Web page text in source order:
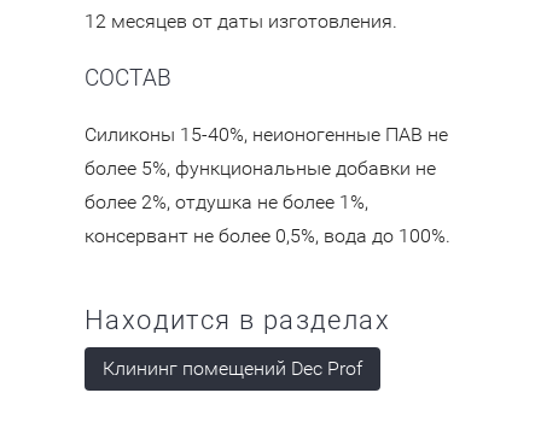
12 месяцев от даты изготовления.
СОСТАВ
Силиконы 15-40%, неионогенные ПАВ не
более 5%, функциональные добавки не
более 2%, отдушка не более 1%,
консервант не более 0,5%, вода до 100%.
Находится в разделах
Клининг помещений Dec Prof